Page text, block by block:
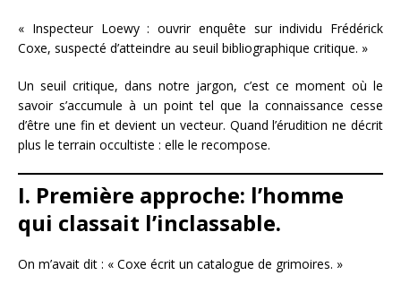
« Inspecteur Loewy : ouvrir enquête sur individu Frédérick
Coxe, suspecté d’atteindre au seuil bibliographique critique. »
Un seuil critique, dans notre jargon, c’est ce moment où le
savoir s’accumule à un point tel que la connaissance cesse
d’être une fin et devient un vecteur. Quand l’érudition ne décrit
plus le terrain occultiste : elle le recompose.
I. Première approche: l’homme
qui classait l’inclassable.
On m’avait dit : « Coxe écrit un catalogue de grimoires. »